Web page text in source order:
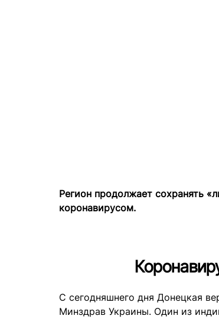
Регион продолжает сохранять
коронавирусом.
С сегодняшнего дня Донецкая
Минздрав Украины. Один из